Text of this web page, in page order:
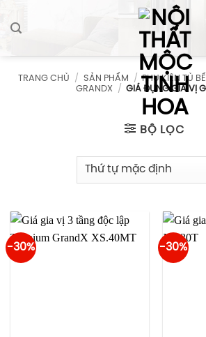
TRANG CHỦ / SẢN PHẨM / PHỤ KIỆN TỦ
GRANDX
/ GIÁ ĐỰNG GIA VỊ
BỘ LỌC
-30% -30%